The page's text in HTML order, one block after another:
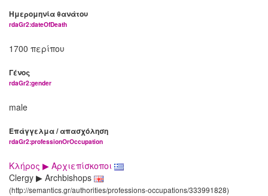
Ημερομηνία θανάτου
rdaGr2:dateOfDeath
1700 περίπου
Γένος
rdaGr2:gender
male
Επάγγελμα / απασχόληση
rdaGr2:professionOrOccupation
Κλήρος ▶ Αρχιεπίσκοποι
Clergy ▶ Archbishops
(http://semantics.gr/authorities/professions-occupations/333991828)